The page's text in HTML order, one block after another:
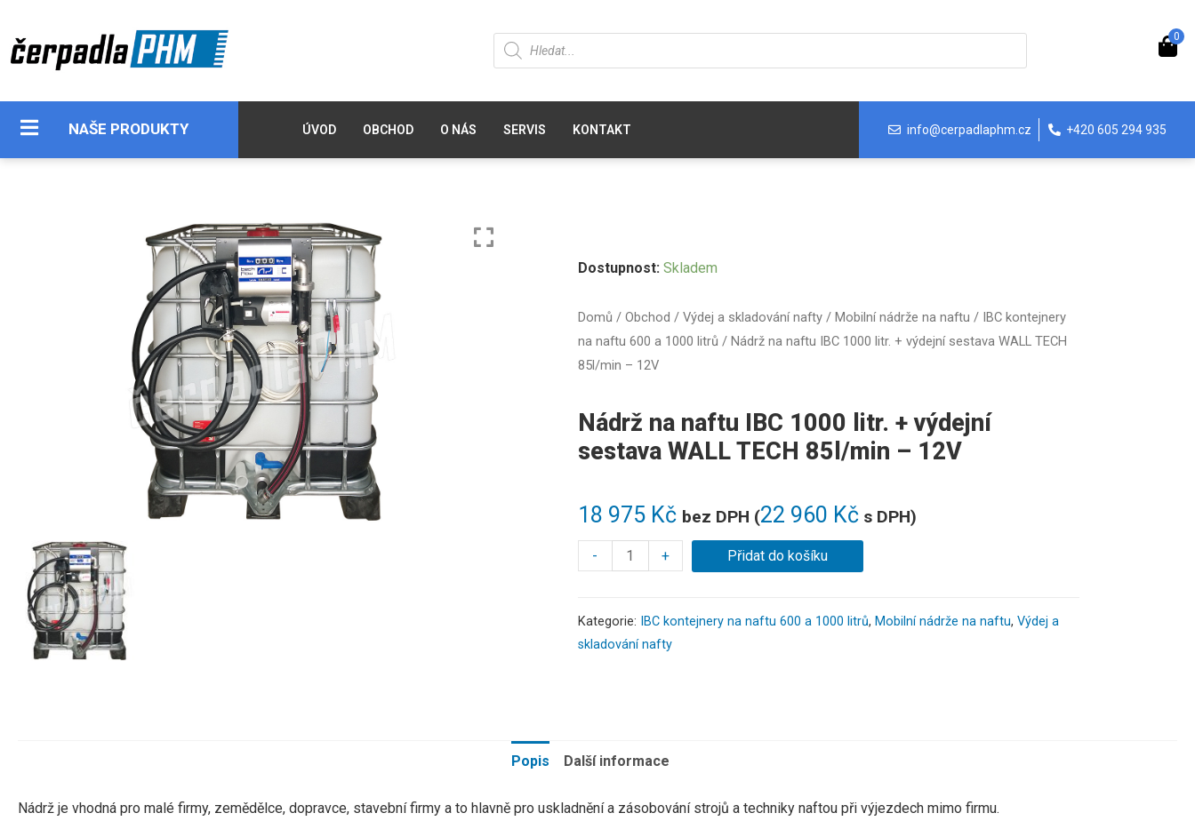
0
NAŠE PRODUKTY ÚVOD OBCHOD O NÁS SERVIS KONTAKT info@cerpadlaphm.cz +420 605 294 935
Domů / Obchod / Výdej a skladování nafty/ Mobilní nádrže na naftu / IBC kontejnery
na naftu 600 a 1000 litrů / Nádrž na naftu IBC 1000 litr. + výdejní sestava WALL TECH
85l/min – 12V
Nádrž na naftu IBC 1000 litr. + výdejní
sestava WALL TECH 85l/min – 12V
18 975 Kč bez DPH (22 960 Kčs DPH)
Dostupnost: Skladem
- + Přidat do košíku
Kategorie: IBC kontejnery na naftu 600 a 1000 litrů, Mobilní nádrže na naftu, Výdej a
skladování nafty
Popis Další informace
Nádrž je vhodná pro malé firmy, zemědělce, dopravce, stavební firmy a to hlavně pro uskladnění a zásobování strojů a techniky naftou při výjezdech mimo firmu.